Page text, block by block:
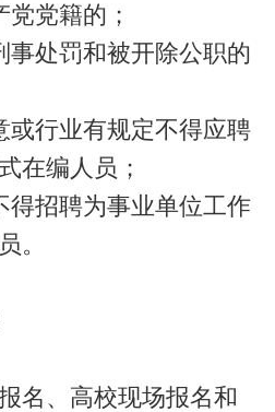
党籍的；
事处罚和被开除公职的
或行业有规定不得应聘
在编人员；
得招聘为事业单位工作
。
名、高校现场报名和